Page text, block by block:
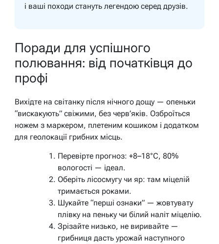
і ваші походи стануть легендою серед друзів.
Поради для успішного
полювання: від початківця до
профі
Вихідте на світанку після нічного дощу — опеньки
“вискакують” свіжими, без черв’яків. Озброїться
ножем з маркером, плетеним кошиком і додатком
для геолокації грибних місць.
Перевірте прогноз: +8–18°C, 80%
вологості — ідеал.
Оберіть лісосмугу чи яр: там міцелій
тримається роками.
Шукайте “перші ознаки” — жовтувату
плівку на пеньку чи білий наліт міцелію.
Зрізайте низько, не виривайте —
грибниця дасть урожай наступного